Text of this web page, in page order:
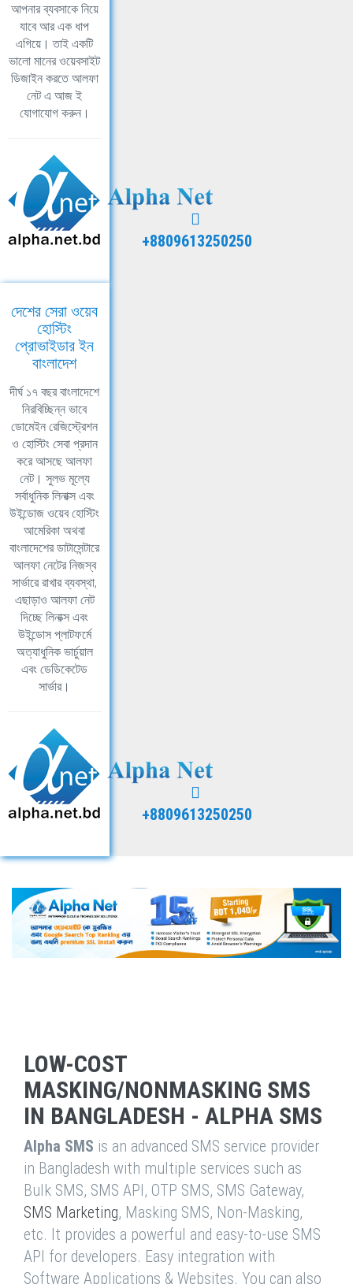
আপনার ব্যবসাকে নিয়ে
যাবে আর এক ধাপ
এগিয়ে। তাই একটি
ভালো মানের ওয়েবসাইট
ডিজাইন করতে আলফা
নেট এ আজ ই
যোগাযোগ করুন।
+8809613250250
দেশের সেরা ওয়েব
হোস্টিং
প্রোভাইডার ইন
বাংলাদেশ
দীর্ঘ ১৭ বছর বাংলাদেশে
নিরবিচ্ছিন্ন ভাবে
ডোমেইন রেজিস্ট্রেশন
ও হোস্টিং সেবা প্রদান
করে আসছে আলফা
নেট। সুলভ মূল্যে
সর্বাধুনিক লিনাক্স এবং
উইন্ডোজ ওয়েব হোস্টিং
আমেরিকা অথবা
বাংলাদেশের ডাটাসেন্টারে
আলফা নেটের নিজস্ব
সার্ভারে রাখার ব্যবস্থা,
এছাড়াও আলফা নেট
দিচ্ছে লিনাক্স এবং
উইন্ডোস প্লাটফর্মে
অত্যাধুনিক ভার্চুয়াল
এবং ডেডিকেটেড
সার্ভার।
+8809613250250
LOW-COST
MASKING/NONMASKING SMS
IN BANGLADESH - ALPHA SMS
Alpha SMS is an advanced SMS service provider
in Bangladesh with multiple services such as
Bulk SMS, SMS API, OTP SMS, SMS Gateway,
SMS Marketing, Masking SMS, Non-Masking,
etc. It provides a powerful and easy-to-use SMS
API for developers. Easy integration with
Software Applications & Websites. You can also